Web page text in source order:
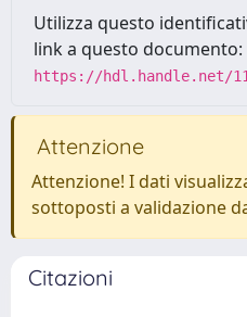
Utilizza questo
link a questo documento:
https://hdl.handle.net/
Attenzione
Attenzione! I dati
sottoposti a validazione
Citazioni